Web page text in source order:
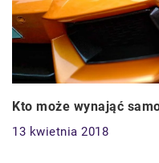
Kto może wynająć
13 kwietnia 2018